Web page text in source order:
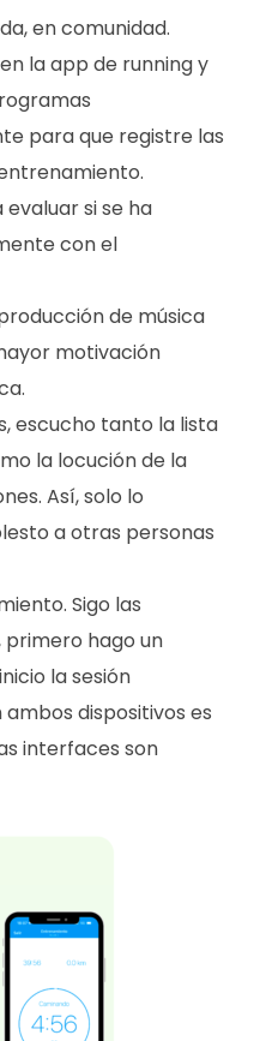
en comunidad.
la app de running y
para que registre las
si se ha
con el
de música
motivación
escucho tanto la lista
la locución de la
Así, solo lo
a otras personas
Sigo las
hago un
la sesión
dispositivos es
interfaces son